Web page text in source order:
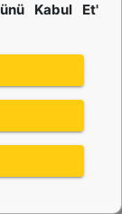
Kabul Et'